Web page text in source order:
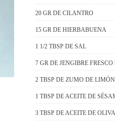
20 GR DE CILANTRO
15 GR DE HIERBABUENA
1 1/2 TBSP DE SAL
7 GR DE JENGIBRE
2 TBSP DE ZUMO DE LIMÓN
1 TBSP DE ACEITE DE
3 TBSP DE ACEITE DE